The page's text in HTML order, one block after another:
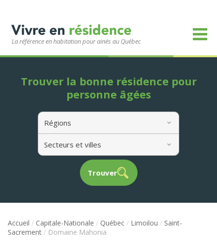
La référence en habitation pour ainés au Québec
Régions
Secteurs et villes
Trouver
Trouver la bonne résidence pour
personne âgées
Accueil / Capitale-Nationale / Québec / Limoilou / Saint-
Sacrement / Domaine Mahonia